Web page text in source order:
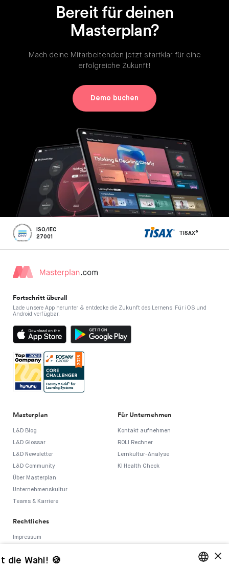
Bereit für deinen
Masterplan?
Mach deine Mitarbeitenden jetzt startklar für eine
erfolgreiche Zukunft!
Demo buchen
ISO/IEC
27001
TISAX®
Fortschritt überall
Lade unsere App herunter & entdecke die Zukunft des Lernens. Für iOS und
Android verfügbar.
Masterplan
L&D Blog
L&D Glossar
L&D Newsletter
L&D Community
Über Masterplan
Unternehmenskultur
Teams & Karriere
Für Unternehmen
Kontakt aufnehmen
ROLI Rechner
Lernkultur-Analyse
KI Health Check
Rechtliches
Impressum
Datenschutz ×
die Wahl! 🍪